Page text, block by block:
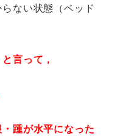
ない状態（ベッド
言って，
踵が水平になった